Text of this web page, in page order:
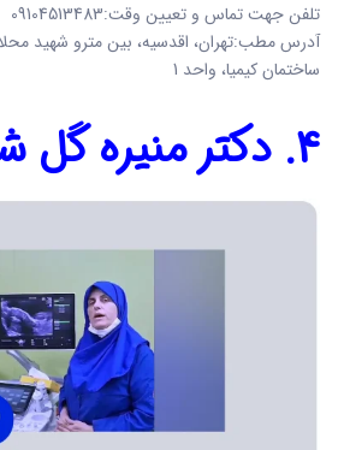
تلفن جهت تماس و تعیین وقت:09104513483
آدرس مطب:تهران، اقدسیه، بین مترو شهید
ساختمان کیمیا، واحد 1
4. دکتر منیره گل شیرازی